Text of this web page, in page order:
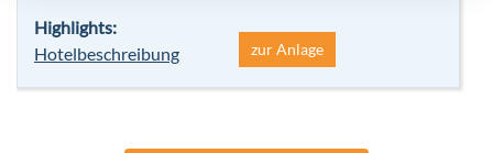
Highlights:
Hotelbeschreibung
zur Anlage